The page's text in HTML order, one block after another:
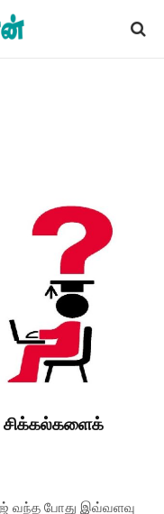
வந்த போது இவ்வளவு